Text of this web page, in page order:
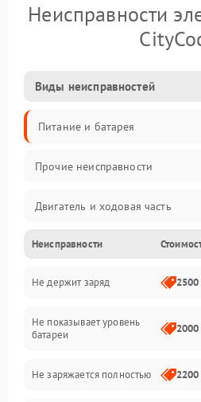
Неисправности
Виды неисправностей
Питание и батарея
Прочие неисправности
Двигатель и ходовая часть
Тормоза и безопасность
Подвеска и колеса
Электроника и управление
Неисправности
Не держит заряд
Не показывает уровень
батареи
Не заряжается полностью